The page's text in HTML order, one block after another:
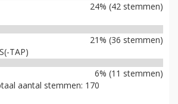
24% (42 stemmen)
21% (36 stemmen)
TAP)
6% (11 stemmen)
aantal stemmen: 170